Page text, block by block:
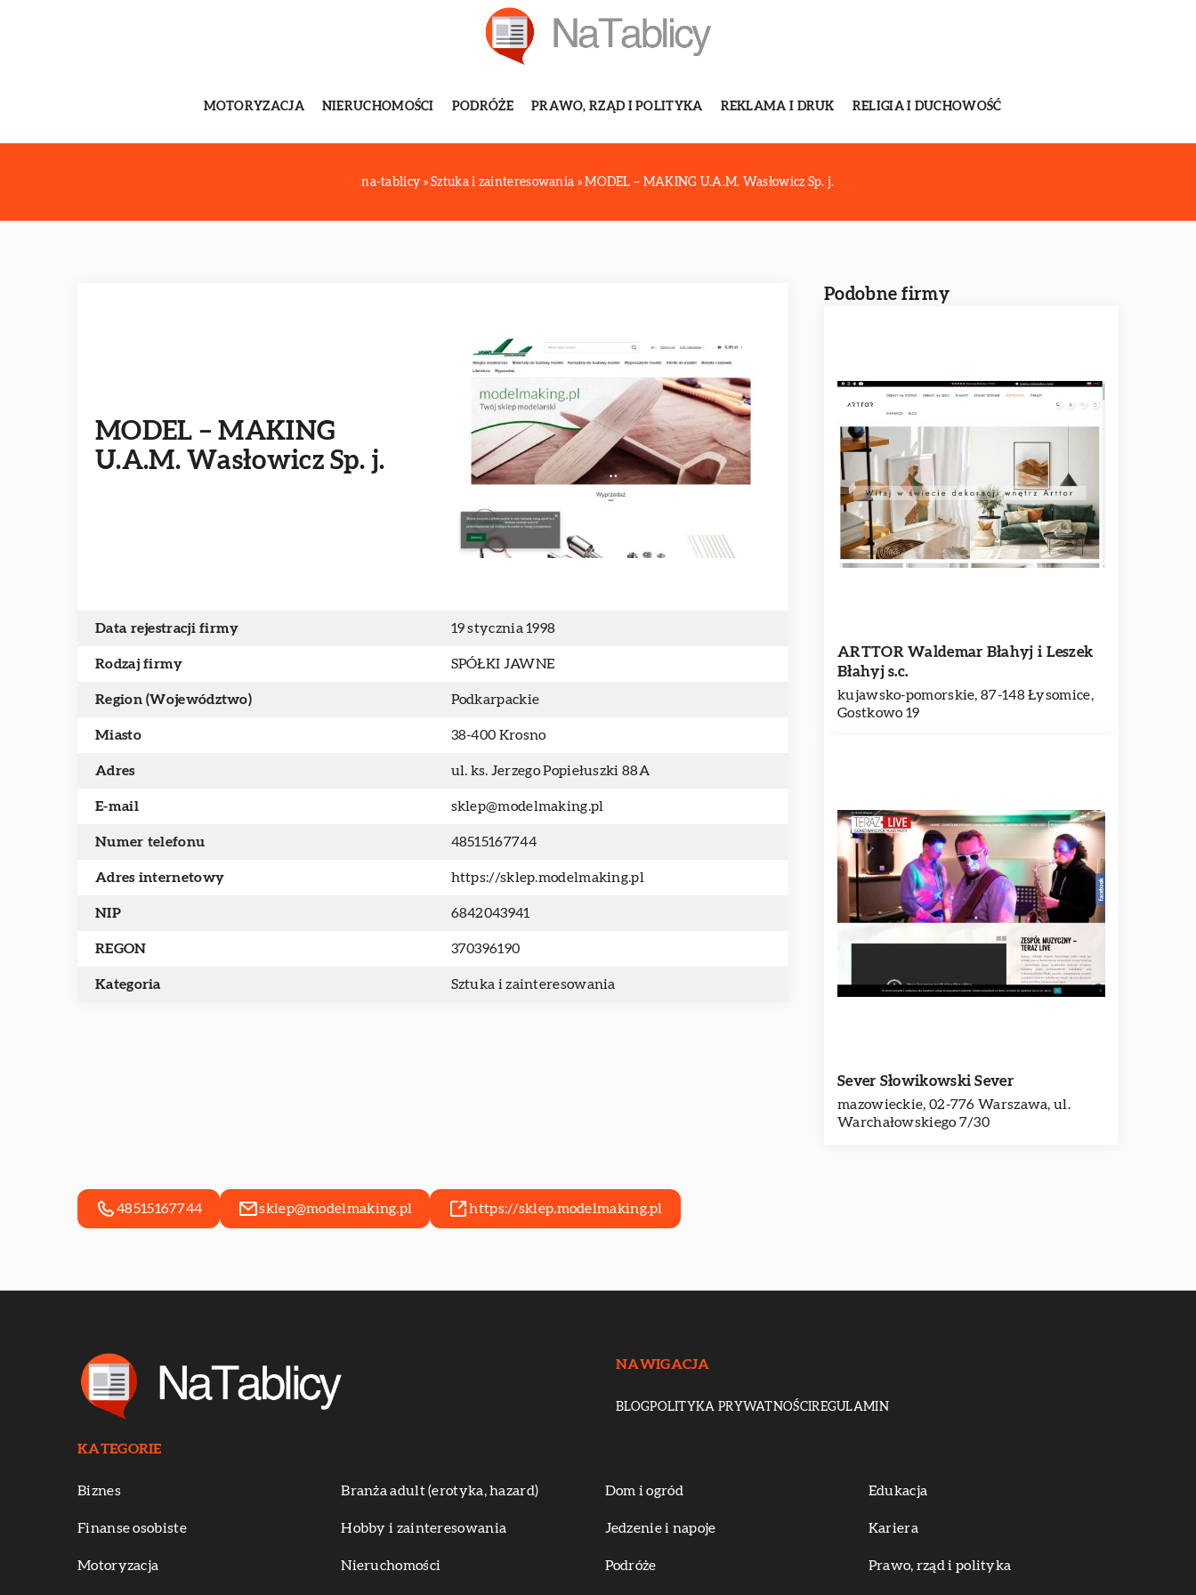
MOTORYZACJA NIERUCHOMOŚCI PODRÓŻE PRAWO, RZĄD I POLITYKA REKLAMA I DRUK RELIGIA I DUCHOWOŚĆ
na-tablicy »Sztuka i zainteresowania »MODEL – MAKING U.A.M. Wasłowicz Sp. j.
MODEL – MAKING
U.A.M. Wasłowicz Sp. j.
Data rejestracji firmy 19 stycznia 1998
Rodzaj firmy SPÓŁKI JAWNE
Region (Województwo) Podkarpackie
Miasto 38-400 Krosno
Adres ul. ks. Jerzego Popiełuszki 88A
E-mail sklep@modelmaking.pl
Numer telefonu 48515167744
Adres internetowy https://sklep.modelmaking.pl
NIP 6842043941
REGON 370396190
Kategoria Sztuka i zainteresowania
Podobne firmy
ARTTOR Waldemar Błahyj i Leszek
Błahyj s.c.
kujawsko-pomorskie, 87-148 Łysomice,
Gostkowo 19
Sever Słowikowski Sever
mazowieckie, 02-776 Warszawa, ul.
Warchałowskiego 7/30
48515167744 sklep@modelmaking.pl https://sklep.modelmaking.pl
NAWIGACJA
BLOGPOLITYKA PRYWATNOŚCIREGULAMIN
KATEGORIE
Biznes Branża adult (erotyka, hazard) Dom i ogród Edukacja
Finanse osobiste Hobby i zainteresowania Jedzenie i napoje Kariera
Motoryzacja Nieruchomości Podróże Prawo, rząd i polityka